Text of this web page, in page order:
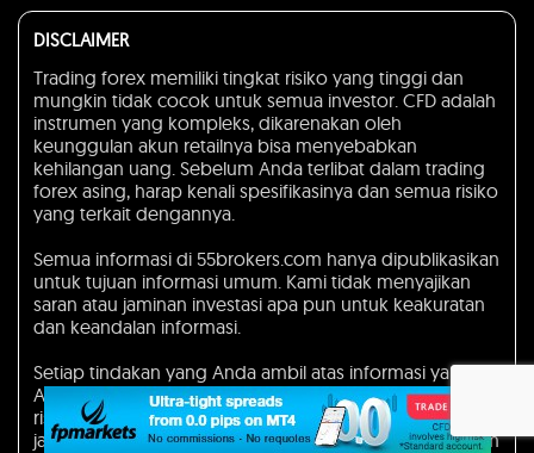
DISCLAIMER
Trading forex memiliki tingkat risiko yang tinggi dan
mungkin tidak cocok untuk semua investor. CFD adalah
instrumen yang kompleks, dikarenakan oleh
keunggulan akun retailnya bisa menyebabkan
kehilangan uang. Sebelum Anda terlibat dalam trading
forex asing, harap kenali spesifikasinya dan semua risiko
yang terkait dengannya.
Semua informasi di 55brokers.com hanya dipublikasikan
untuk tujuan informasi umum. Kami tidak menyajikan
saran atau jaminan investasi apa pun untuk keakuratan
dan keandalan informasi.
Setiap tindakan yang Anda ambil atas informasi yang
Anda temukan di situs web ini sepenuhnya merupakan
risiko Anda sendiri dan kami tidak akan bertanggung
jawab atas kerugian dan/atau kerusakan apa pun dalam